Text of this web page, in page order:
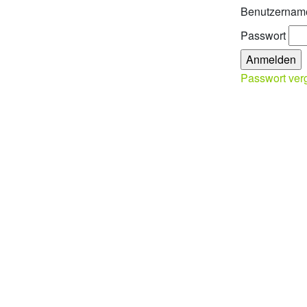
Passwort
Passwort